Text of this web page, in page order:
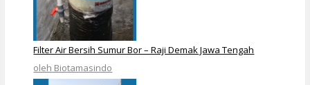
Filter Air Bersih Sumur Bor – Raji Demak Jawa Tengah
oleh Biotamasindo